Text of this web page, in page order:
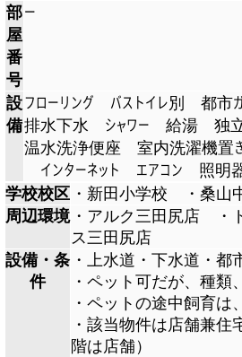
部
屋
番
号
ー
設
備
フローリング バストイレ別 都市
排水下水
シャワー 給湯
独
温水洗浄便座
室内洗濯機置
インターネット
エアコン 照明
学校校区 ・新田小学校 ・桑山
周辺環境 ・アルク三田尻店 ・
ス三田尻店
設備・条
件
・上水道・下水道・都
・ペット可だが、種類
・ペットの途中飼育
・該当物件は店舗兼住
階は店舗）